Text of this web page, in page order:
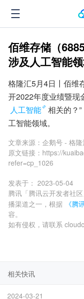
佰维存储（
涉及人工智能
格隆汇5月4日丨佰维
开2022年度业绩暨现
人工智能
相关的？
工智能领域。
文章来源： 企鹅号 - 格隆
原文链接： https://
refer=cp_1026
发表于： 2023-05-04
腾讯「腾讯云开发者社
播渠道之一，根据
《腾
容。
如有侵权，请联系
相关快讯
2024-03-21